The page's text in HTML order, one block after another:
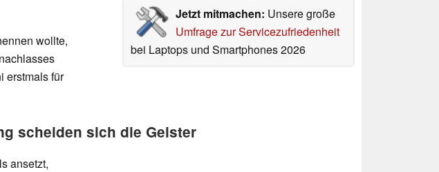
Jetzt mitmachen: Unsere große
Umfrage zur Servicezufriedenheit
bei Laptops und Smartphones 2026
wollte,
erstmals für
scheiden sich die Geister
ansetzt,